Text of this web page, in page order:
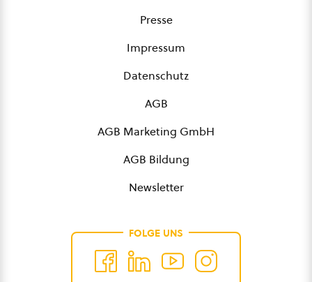
Presse
Impressum
Datenschutz
AGB
AGB Marketing GmbH
AGB Bildung
Newsletter
FOLGE UNS